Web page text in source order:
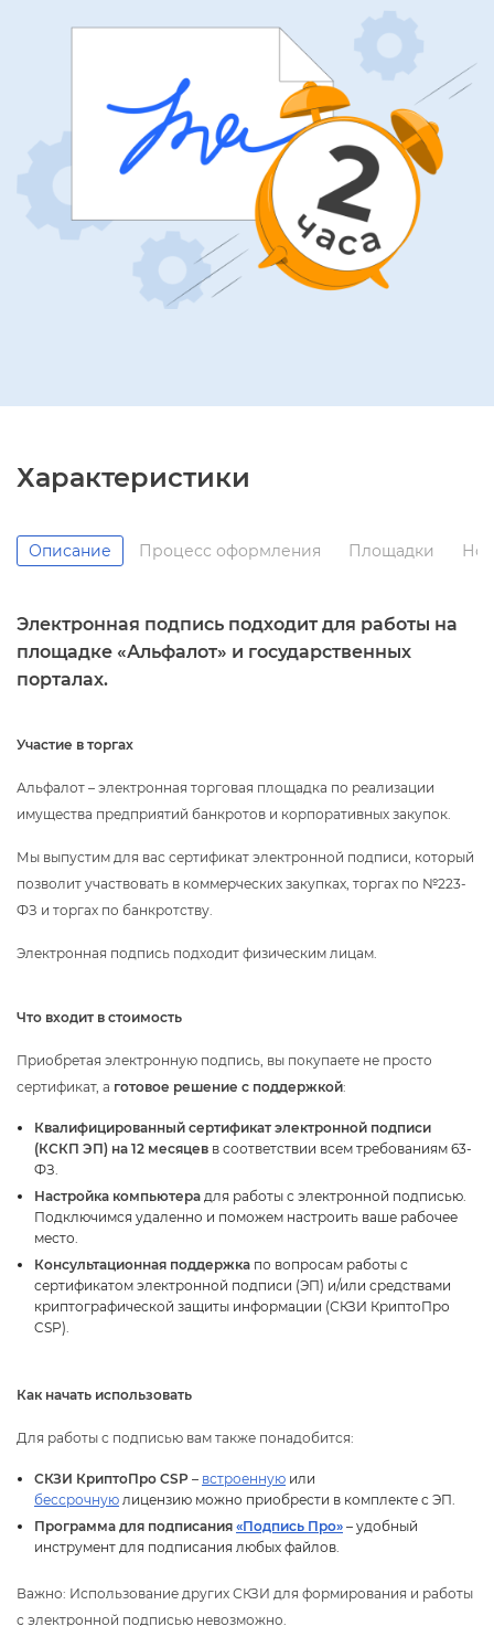
Характеристики
Описание Процесс оформления Площадки
Электронная подпись подходит для работы на
площадке «Альфалот» и государственных
порталах.
Участие в торгах
Альфалот – электронная торговая площадка по реализации
имущества предприятий банкротов и корпоративных закупок.
Мы выпустим для вас сертификат электронной подписи, который
позволит участвовать в коммерческих закупках, торгах по №223-
ФЗ и торгах по банкротству.
Электронная подпись подходит физическим лицам.
Что входит в стоимость
Приобретая электронную подпись, вы покупаете не просто
сертификат, а отовое решение с поддержкой:
Квалифицированный сертификат электронной подписи
(КСКП ЭП) на 12 месяце соответствии всем требованиям 63-
ФЗ.
Настройка компьютера для работы с электронной подписью.
Подключимся удаленно и поможем настроить ваше рабочее
место.
Консультационная поддержка по вопросам работы с
сертификатом электронной подписи (ЭП) и/или средствами
криптографической защиты информации (СКЗИ КриптоПро
CSP).
Как начать использовать
Для работы с подписью вам также понадобится:
СКЗИ КриптоПро CSP – строенную или
ессрочную лицензию можно приобрести в комплекте с ЭП.
Программа для подписания «Подпись Про» – удобный
инструмент для подписания любых файлов.
ажно: Использование других СКЗИ для формирования и работы
с электронной подписью невозможно.